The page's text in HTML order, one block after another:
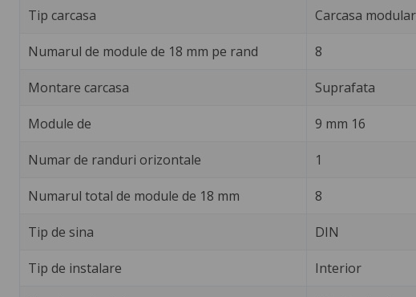
Tip carcasa Carcasa
Numarul de module de 18 mm pe rand 8
Montare carcasa Suprafata
Module de 9 mm 16
Numar de randuri orizontale 1
Numarul total de module de 18 mm 8
Tip de sina DIN
Tip de instalare Interior